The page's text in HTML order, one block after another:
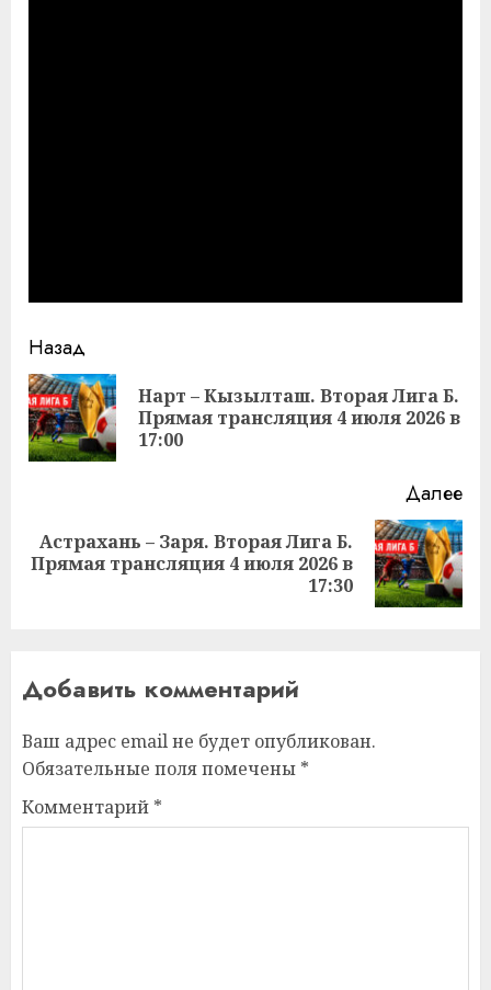
Продолжить
чтение
Назад
Нарт – Кызылташ. Вторая Лига Б.
Прямая трансляция 4 июля 2026 в
17:00
Далее
Следующая
Астрахань – Заря. Вторая Лига Б.
Прямая трансляция 4 июля 2026 в
17:30
Добавить комментарий
Ваш адрес email не будет опубликован.
Обязательные поля помечены *
Комментарий *